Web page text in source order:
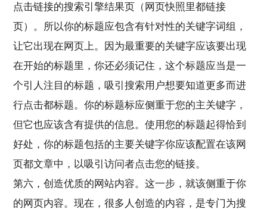
点击链接的搜索引擎结果页（网页快照里都链接
页）。所以你的标题应包含有针对性的关键字词组，
让它出现在网页上。因为最重要的关键字应该要出现
在开始的标题里，你还必须记住，这个标题应当是一
个引人注目的标题，吸引搜索用户想要知道更多而进
行点击都标题。你的标题标应侧重于您的主关键字，
但它也应该含有提供的信息。使用您的标题起得恰到
好处，你的标题包括的主要关键字你应该配置在该网
页都文章中，以吸引访问者点击您的链接。
第六，创造优质的网站内容。这一步，就该侧重于你
的网页内容。现在，很多人创造的内容，是专门为搜